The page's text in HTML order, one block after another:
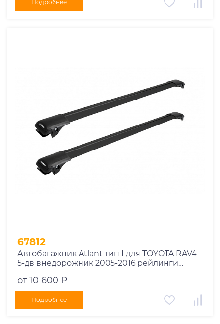
Подробнее
67812
Автобагажник Atlant тип I для TOYOTA RAV4
5-дв внедорожник 2005-2016 рейлинги
от 10 600 ₽
Подробнее